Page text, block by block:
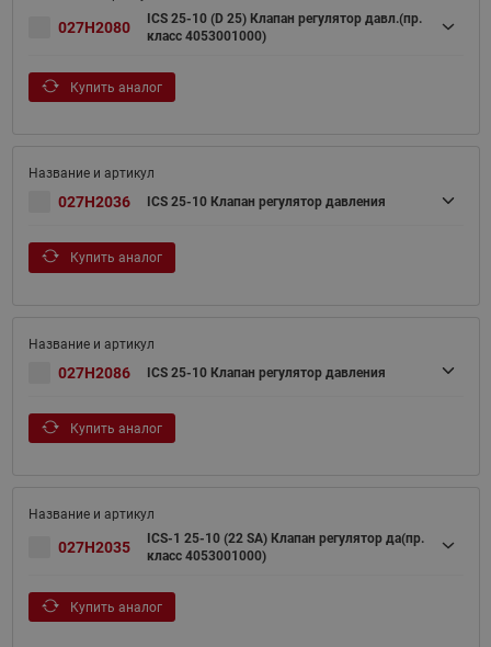
027H2080
ICS 25-10 (D 25) Клапан регулятор давл.(пр.
класс 4053001000)
Купить аналог
027H2036 ICS 25-10 Клапан регулятор давления
Купить аналог
027H2086 ICS 25-10 Клапан регулятор давления
Купить аналог
027H2035
ICS-1 25-10 (22 SA) Клапан регулятор да(пр.
класс 4053001000)
Купить аналог